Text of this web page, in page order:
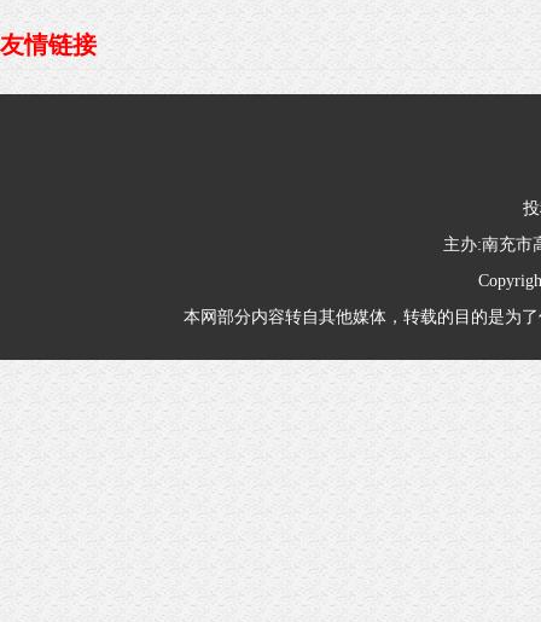
友情链接
主办:南充
本网部分内容转自其他媒体，转载的目的是为